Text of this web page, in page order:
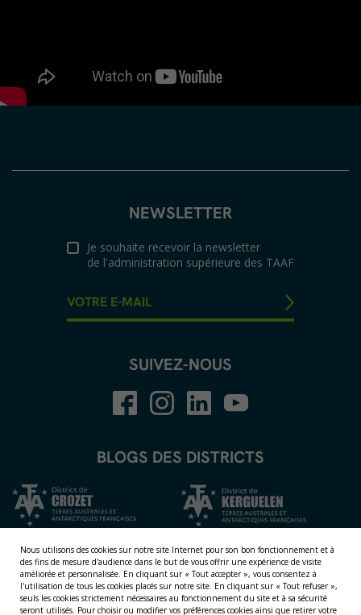
NEWSLETTER
Je souhaite recevoir la newsletter
de l'administration supérieure des TAAF
SUIVEZ-NOUS
BLOGS DES DISTRICTS
Nous utilisons des cookies sur notre site Internet pour son bon fonctionnement et à
des fins de mesure d'audience dans le but de vous offrir une expérience de visite
améliorée et personnalisée. En cliquant sur « Tout accepter », vous consentez à
l'utilisation de tous les cookies placés sur notre site. En cliquant sur « Tout refuser »,
seuls les cookies strictement nécessaires au fonctionnement du site et à sa sécurité
seront utilisés. Pour choisir ou modifier vos préférences cookies ainsi que retirer votre